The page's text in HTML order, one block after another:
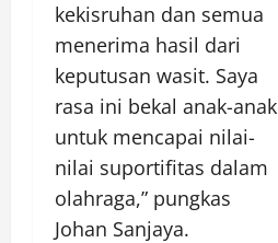
kekisruhan dan semua
menerima hasil dari
keputusan wasit. Saya
rasa ini bekal anak-anak
untuk mencapai nilai-
nilai suportifitas dalam
olahraga,” pungkas
Johan Sanjaya.